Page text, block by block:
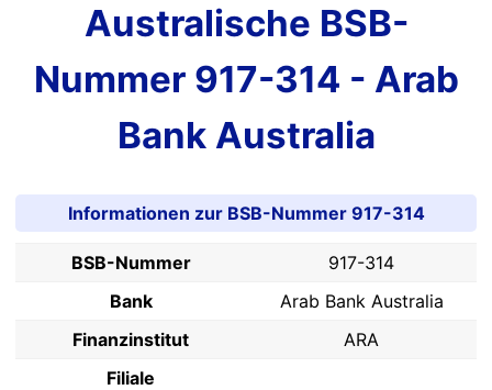
Australische BSB-
Nummer 917-314 - Arab
Bank Australia
Informationen zur BSB-Nummer 917-314
BSB-Nummer
917-314
Bank
Arab Bank Australia
Finanzinstitut
ARA
Filiale